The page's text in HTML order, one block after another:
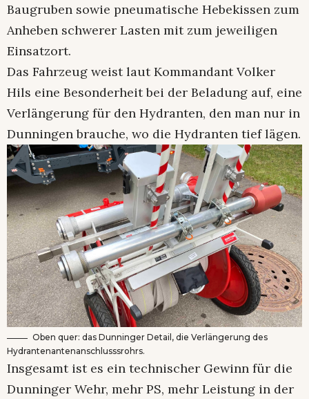
Baugruben sowie pneumatische Hebekissen zum
Anheben schwerer Lasten mit zum jeweiligen
Einsatzort.
Das Fahrzeug weist laut Kommandant Volker
Hils eine Besonderheit bei der Beladung auf, eine
Verlängerung für den Hydranten, den man nur in
Dunningen brauche, wo die Hydranten tief lägen.
Oben quer: das Dunninger Detail, die Verlängerung des
Hydrantenantenanschlusssrohrs.
Insgesamt ist es ein technischer Gewinn für die
Dunninger Wehr, mehr PS, mehr Leistung in der